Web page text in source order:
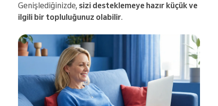
Genişlediğinizde, sizi desteklemeye hazır küçük ve
ilgili bir topluluğunuz olabilir.